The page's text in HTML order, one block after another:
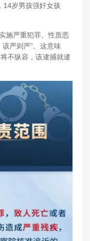
14岁男孩强奸女孩
施严重犯罪、性质恶
严则严”。这意味
不纵容，该逮捕就逮